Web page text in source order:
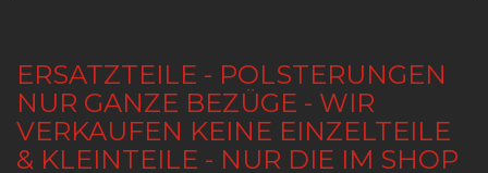
ERSATZTEILE - POLSTERUNGEN
NUR GANZE BEZÜGE - WIR
VERKAUFEN KEINE EINZELTEILE
& KLEINTEILE - NUR DIE IM SHOP